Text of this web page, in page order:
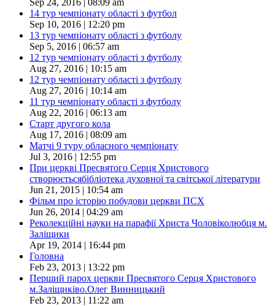
14 тур чемпіонату області з футбол
Sep 10, 2016 | 12:20 pm
13 тур чемпіонату області з футболу
Sep 5, 2016 | 06:57 am
12 тур чемпіонату області з футболу
Aug 27, 2016 | 10:15 am
12 тур чемпіонату області з футболу
Aug 27, 2016 | 10:14 am
11 тур чемпіонату області з футболу
Aug 22, 2016 | 06:13 am
Старт другого кола
Aug 17, 2016 | 08:09 am
Матчі 9 туру обласного чемпіонату
Jul 3, 2016 | 12:55 pm
При церкві Пресвятого Серця Христового
створюєтьсябібліотека духовної та світської літератури
Jun 21, 2015 | 10:54 am
Фільм про історію побудови церкви ПСХ
Jun 26, 2014 | 04:29 am
Реколекційні науки на парафії Христа Чоловіколюбця м.
Заліщики
Apr 19, 2014 | 16:44 pm
Головна
Feb 23, 2013 | 13:22 pm
Перший парох церкви Пресвятого Серця Христового
м.Заліщиківо.Олег Винницький
Feb 23, 2013 | 11:22 am